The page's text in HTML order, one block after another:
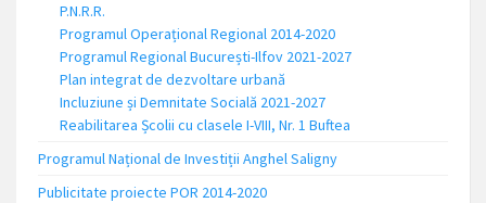
P.N.R.R.
Programul Operațional Regional 2014-2020
Programul Regional București-Ilfov 2021-2027
Plan integrat de dezvoltare urbană
Incluziune și Demnitate Socială 2021-2027
Reabilitarea Școlii cu clasele I-VIII, Nr. 1 Buftea
Programul Național de Investiții Anghel Saligny
Publicitate proiecte POR 2014-2020